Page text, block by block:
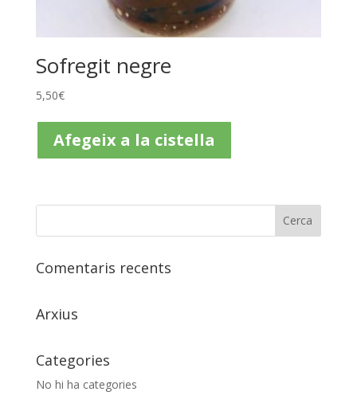
Sofregit negre
5,50€
Afegeix a la cistella
Comentaris recents
Arxius
Categories
No hi ha categories